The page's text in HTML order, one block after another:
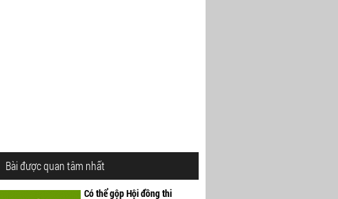
Bài được quan tâm nhất
Có thể gộp Hội đồng thi